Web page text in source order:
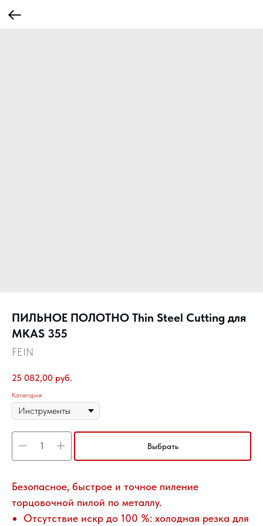
ПИЛЬНОЕ ПОЛОТНО Thin Steel Cutting для
MKAS 355
FEIN
25 082,00 руб.
Категория
Выбрать
Безопасное, быстрое и точное пиление
торцовочной пилой по металлу.
Отсутствие искр до 100 %: холодная резка для